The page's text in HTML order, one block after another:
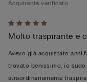
Valutato
5
su
5
Acquirente verificato
Molto traspirante e
Avevo già acquistato anni
trovato benissimo, io
straordinariamente